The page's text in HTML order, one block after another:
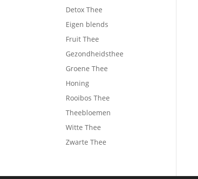
Detox Thee
Eigen blends
Fruit Thee
Gezondheidsthee
Groene Thee
Honing
Rooibos Thee
Theebloemen
Witte Thee
Zwarte Thee